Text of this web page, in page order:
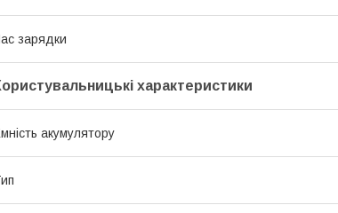
зарядки
характеристики
акумулятору